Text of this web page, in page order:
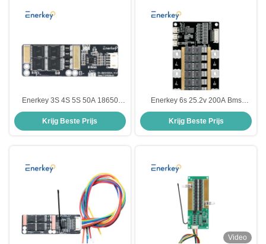
Enerkey 3S 4S 5S 50A 18650
Lithiumbatterijbeschermingsbord
3.2V Li-ionbatterij BMS 4S Voor
elektrische scooter
Krijg Beste Prijs
Enerkey 6s 25.2v 200A Bms
Batterijbeschermingsbord Voor
18650 Li-ion batterijpakket Auto
Start BMS
Krijg Beste Prijs
Video